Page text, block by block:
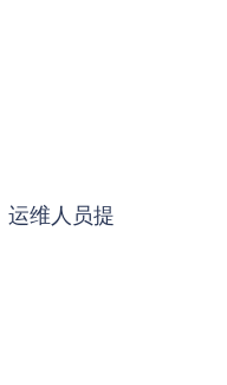
运维人员提